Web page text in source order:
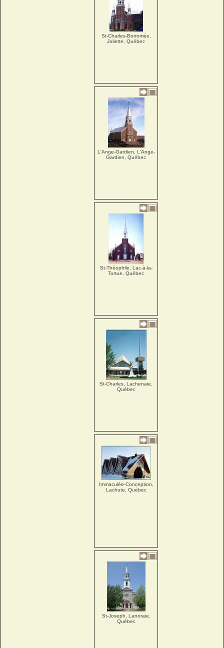
St-Charles-Borromée,
Joliette, Québec
L'Ange-Gardien, L'Ange-
Gardien, Québec
St-Théophile, Lac-à-la-
Tortue, Québec
St-Charles, Lachenaie,
Québec
Immaculée-Conception,
Lachute, Québec
St-Joseph, Lanoraie,
Québec